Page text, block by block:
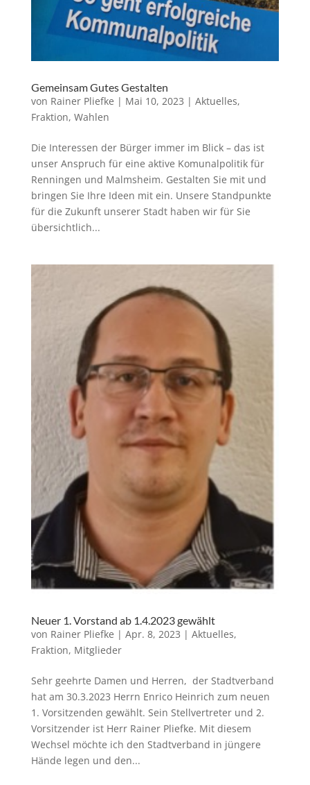
Gemeinsam Gutes Gestalten
von Rainer Pliefke | Mai 10, 2023 | Aktuelles,
Fraktion, Wahlen
Die Interessen der Bürger immer im Blick – das ist
unser Anspruch für eine aktive Komunalpolitik für
Renningen und Malmsheim. Gestalten Sie mit und
bringen Sie Ihre Ideen mit ein. Unsere Standpunkte
für die Zukunft unserer Stadt haben wir für Sie
übersichtlich...
Neuer 1. Vorstand ab 1.4.2023 gewählt
von Rainer Pliefke | Apr. 8, 2023 | Aktuelles,
Fraktion, Mitglieder
Sehr geehrte Damen und Herren, der Stadtverband
hat am 30.3.2023 Herrn Enrico Heinrich zum neuen
1. Vorsitzenden gewählt. Sein Stellvertreter und 2.
Vorsitzender ist Herr Rainer Pliefke. Mit diesem
Wechsel möchte ich den Stadtverband in jüngere
Hände legen und den...